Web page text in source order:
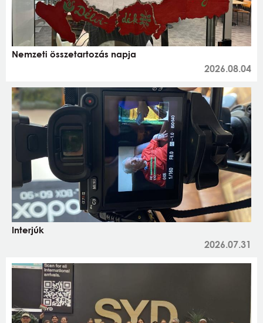
Nemzeti összetartozás napja
2026.08.04
Interjúk
2026.07.31